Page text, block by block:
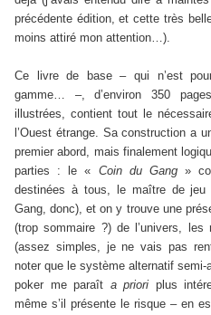
précédente édition, et cette très
moins attiré mon attention…).
Ce livre de base – qui n’est pour
gamme… –, d’environ 350
illustrées, contient tout le
l’Ouest étrange. Sa construction a
premier abord, mais finalement
parties : le « Coin du Gang »
destinées à tous, le maître de jeu
Gang, donc), et on y trouve une
(trop sommaire ?) de l’univers, les
(assez simples, je ne vais pas
noter que le système alternatif
poker me paraît a priori plus
même s’il présente le risque – en